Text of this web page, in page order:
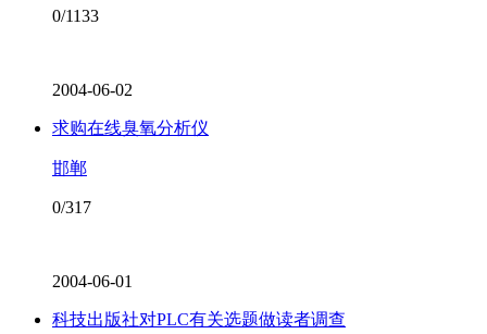
0/1133
2004-06-02
求购在线臭氧分析仪
邯郸
0/317
2004-06-01
科技出版社对PLC有关选题做读者调查